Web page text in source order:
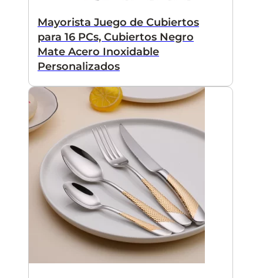
Mayorista Juego de Cubiertos
para 16 PCs, Cubiertos Negro
Mate Acero Inoxidable
Personalizados